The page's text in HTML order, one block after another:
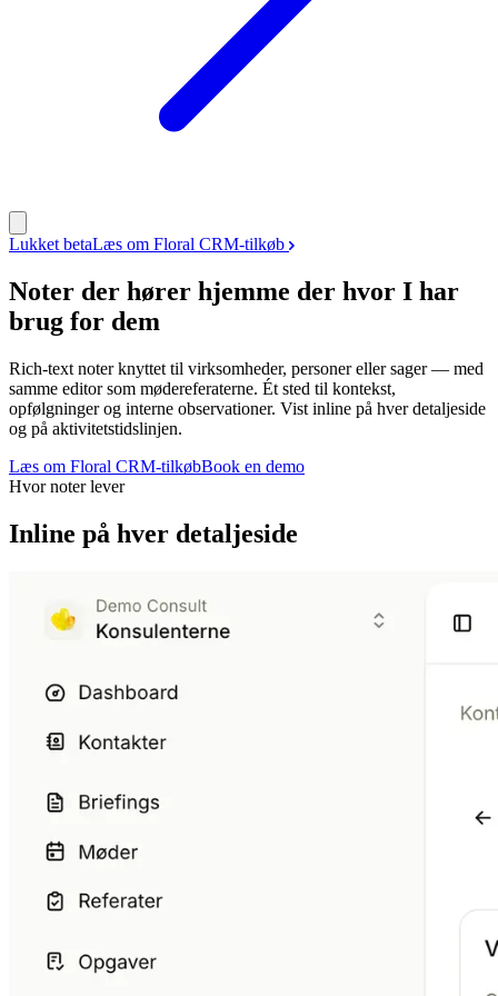
Lukket betaLæs om Floral CRM-tilkøb
Noter der hører hjemme der hvor I har
brug for dem
Rich-text noter knyttet til virksomheder, personer eller sager — med
samme editor som mødereferaterne. Ét sted til kontekst,
opfølgninger og interne observationer. Vist inline på hver detaljeside
og på aktivitetstidslinjen.
Læs om Floral CRM-tilkøbBook en demo
Hvor noter lever
Inline på hver detaljeside